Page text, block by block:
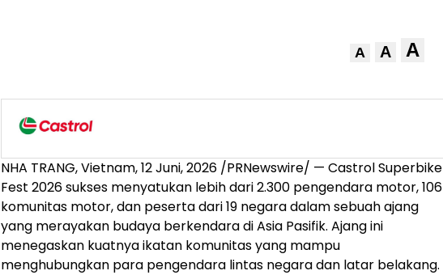
A A A
NHA TRANG, Vietnam,12 Juni, 2026 /PRNewswire/ — Castrol Superbike
Fest 2026 sukses menyatukan lebih dari 2.300 pengendara motor, 106
komunitas motor, dan peserta dari 19 negara dalam sebuah ajang
yang merayakan budaya berkendara di Asia Pasifik. Ajang ini
menegaskan kuatnya ikatan komunitas yang mampu
menghubungkan para pengendara lintas negara dan latar belakang.